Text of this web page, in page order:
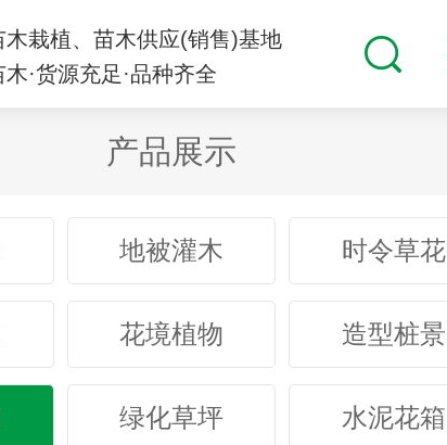
木栽植、苗木供应(销售)基地
·货源充足·品种齐全
产品展示
地被灌木 时令草花
花境植物 造型桩景
绿化草坪 水泥花箱